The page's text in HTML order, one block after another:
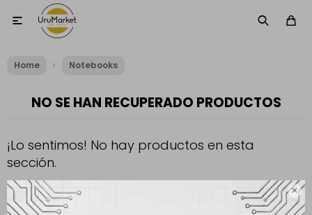


Home Notebooks
NO SE HAN RECUPERADO PRODUCTOS
¡Lo sentimos! No hay productos en esta
sección.
Inténtalo nuevamente con otros criterios de filtrado o busca en
otras secciones de nuestro catálogo.